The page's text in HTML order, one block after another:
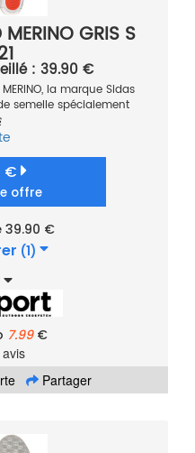
GRIS S
: 39.90 €
la marque Sidas
semelle spécialement
€
offre
39.90 €
(1)
7.99€
Partager